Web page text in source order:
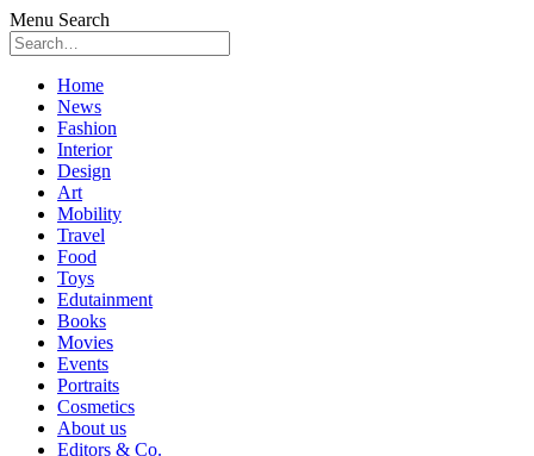
Menu Search
Skip
content
Home
News
Fashion
Interior
Design
Art
Mobility
Travel
Food
Toys
Edutainment
Books
Movies
Events
Portraits
Cosmetics
About us
Editors & Co.